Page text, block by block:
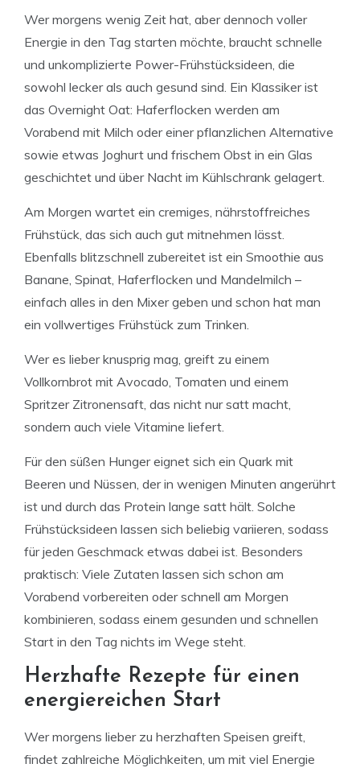
Wer morgens wenig Zeit hat, aber dennoch voller
Energie in den Tag starten möchte, braucht schnelle
und unkomplizierte Power-Frühstücksideen, die
sowohl lecker als auch gesund sind. Ein Klassiker ist
das Overnight Oat: Haferflocken werden am
Vorabend mit Milch oder einer pflanzlichen Alternative
sowie etwas Joghurt und frischem Obst in ein Glas
geschichtet und über Nacht im Kühlschrank gelagert.
Am Morgen wartet ein cremiges, nährstoffreiches
Frühstück, das sich auch gut mitnehmen lässt.
Ebenfalls blitzschnell zubereitet ist ein Smoothie aus
Banane, Spinat, Haferflocken und Mandelmilch –
einfach alles in den Mixer geben und schon hat man
ein vollwertiges Frühstück zum Trinken.
Wer es lieber knusprig mag, greift zu einem
Vollkornbrot mit Avocado, Tomaten und einem
Spritzer Zitronensaft, das nicht nur satt macht,
sondern auch viele Vitamine liefert.
Für den süßen Hunger eignet sich ein Quark mit
Beeren und Nüssen, der in wenigen Minuten angerührt
ist und durch das Protein lange satt hält. Solche
Frühstücksideen lassen sich beliebig variieren, sodass
für jeden Geschmack etwas dabei ist. Besonders
praktisch: Viele Zutaten lassen sich schon am
Vorabend vorbereiten oder schnell am Morgen
kombinieren, sodass einem gesunden und schnellen
Start in den Tag nichts im Wege steht.
Herzhafte Rezepte für einen
energiereichen Start
Wer morgens lieber zu herzhaften Speisen greift,
findet zahlreiche Möglichkeiten, um mit viel Energie